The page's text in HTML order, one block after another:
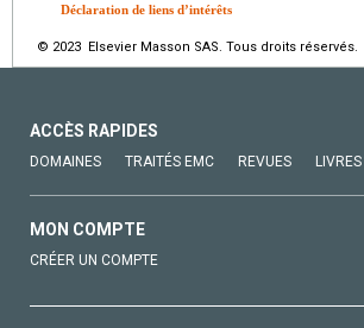
Déclaration de liens d’intérêts
© 2023 Elsevier Masson SAS. Tous droits réservés.
ACCÈS RAPIDES
DOMAINES TRAITÉS EMC REVUES LIVRES
MON COMPTE
CRÉER UN COMPTE